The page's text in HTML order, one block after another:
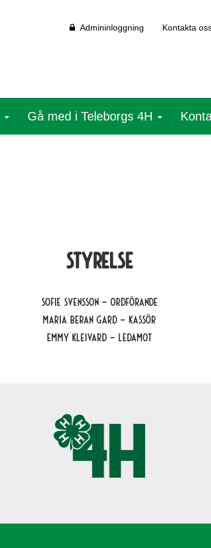
Admininloggning Kontakta
Gå med i Teleborgs 4H
Styrelse
Sofie Svensson – Ordförande
Maria Beran Gard – Kassör
Emmy Kleivard – Ledamot